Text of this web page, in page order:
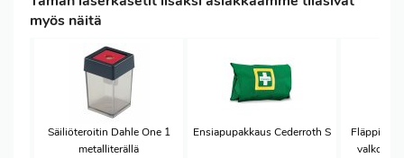
myös näitä
Säiliöteroitin Dahle One 1
metalliterällä
Ensiapupakkaus Cederroth S